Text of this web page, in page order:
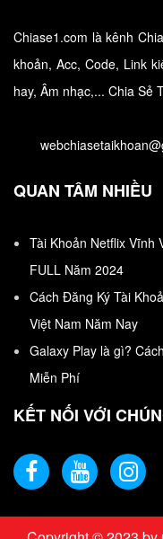
Cho Acc Liên
Chiase1.com là kênh
khoản, Acc, Code, Link
hay, Âm nhạc,... Chia Sẻ
QUAN TÂM NHIỀU
Tài Khoản Netflix
FULL Năm 2024
Cách Đăng Ký Tài
Việt Nam Năm Nay
Galaxy Play là gì?
Miễn Phí
KẾT NỐI VỚI